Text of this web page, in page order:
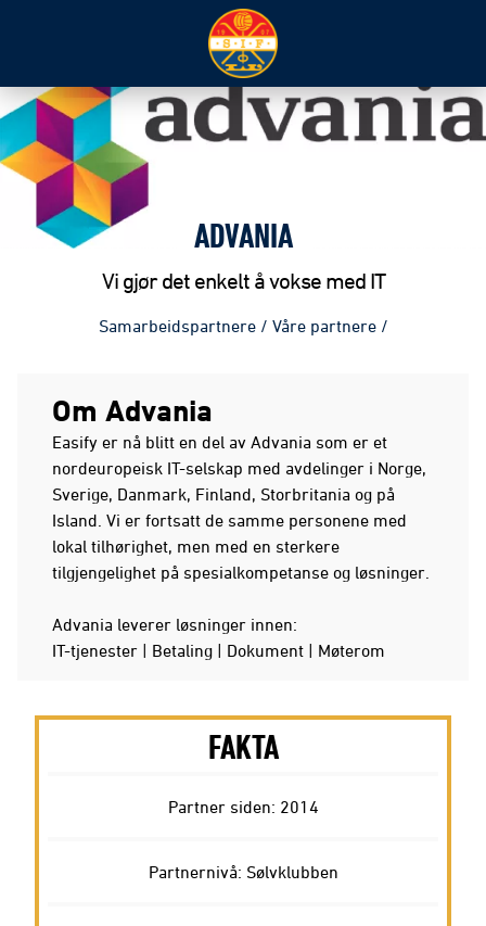
ADVANIA
Vi gjør det enkelt å vokse med IT
Samarbeidspartnere / Våre partnere /
Om Advania
Easify er nå blitt en del av Advania som er et
nordeuropeisk IT-selskap med avdelinger i Norge,
Sverige, Danmark, Finland, Storbritania og på
Island. Vi er fortsatt de samme personene med
lokal tilhørighet, men med en sterkere
tilgjengelighet på spesialkompetanse og løsninger.
Advania leverer løsninger innen:
IT-tjenester | Betaling | Dokument | Møterom
FAKTA
Partner siden: 2014
Partnernivå: Sølvklubben